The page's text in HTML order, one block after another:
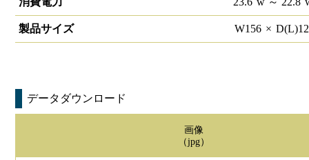
製品サイズ W156 × D(L)
データダウンロード
画像
（jpg）